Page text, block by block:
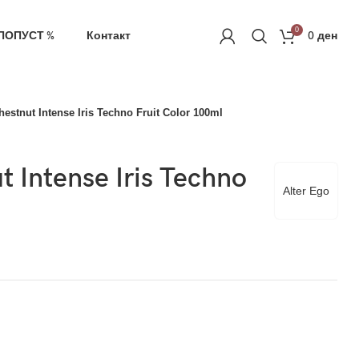
% Контакт 0 0 ден
Intense Iris Techno Fruit Color 100ml
Alter Ego
Intense Iris Techno